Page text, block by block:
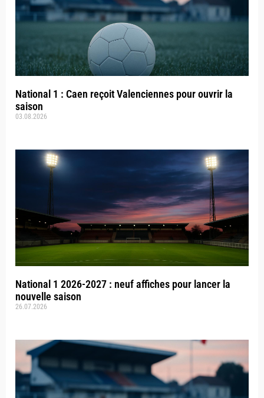
National 1 : Caen reçoit Valenciennes pour ouvrir la
saison
03.08.2026
National 1 2026-2027 : neuf affiches pour lancer la
nouvelle saison
26.07.2026